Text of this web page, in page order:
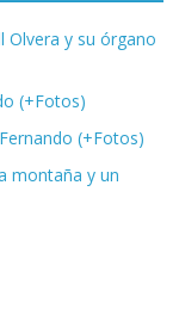
Olvera y su órgano
(+Fotos)
(+Fotos)
montaña y un